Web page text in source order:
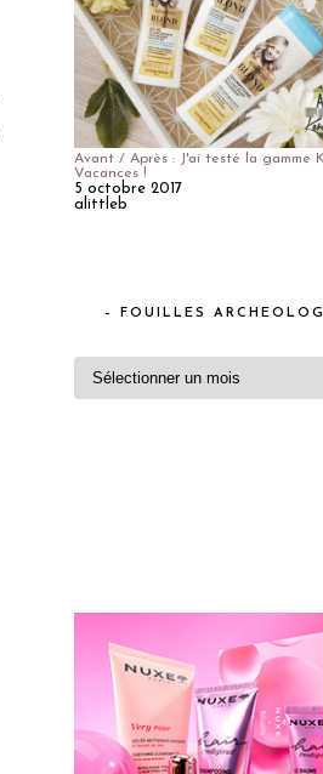
Avant / Après : J'ai testé la gamme
Vacances !
5 octobre 2017
alittleb
– FOUILLES